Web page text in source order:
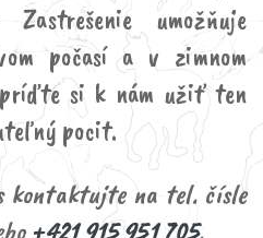
Zastrešenie umožňuje
počasí a v zimnom
príďte si k nám užiť ten
pocit.
kontaktujte na tel. čísle